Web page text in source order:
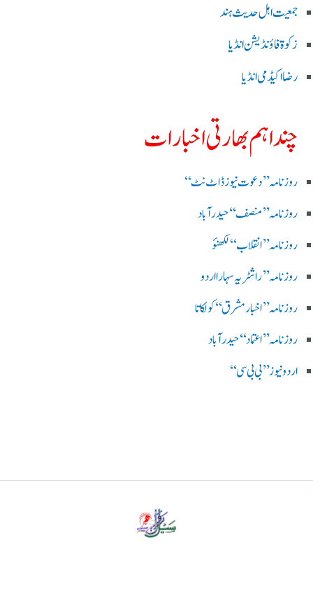
جمعیت اہل حدیث ہند
زکوۃ فاؤنڈیشن انڈیا
رضا اکیڈمی انڈیا
چند اہم بھارتی اخبارات
روز نامہ ’’ دعوت نیوز ڈاٹ نٹ‘‘
روزنامہ ’’ منصف‘‘ حیدر آباد
روزنامہ ’’ انقلاب‘‘ لکھنؤ
روز نامہ ’’راشٹریہ سہارا اردو
روزنامہ ’’اخبارمشرق‘‘ کولکاتا
روزنامہ ’’اعتماد‘‘ حیدرآباد
اردو نیوز ’’بی بی سی‘‘